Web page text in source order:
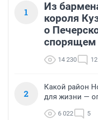
1
Из
короля
о
спорящем
14 230 12
2
Какой район
для жизни —
6 022 5